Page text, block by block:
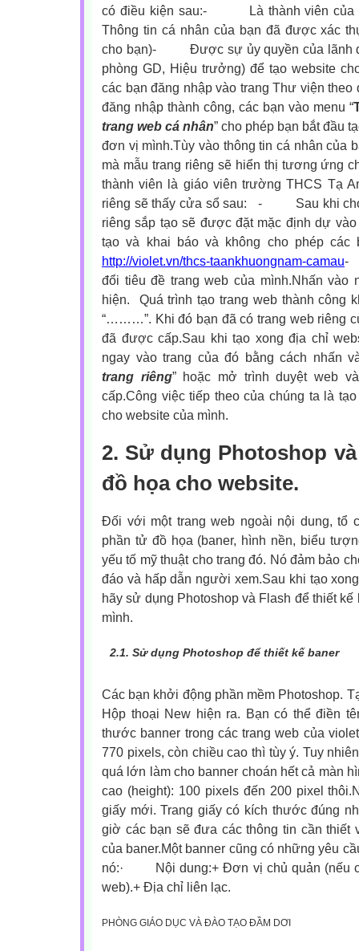
có điều kiện sau:-
Là thành viên
Thông tin cá nhân của bạn đã được xác
cho bạn)-
Được sự ủy quyền của lãnh
phòng GD, Hiệu trưởng) để tạo website
các bạn đăng nhập vào trang Thư viện theo
đăng nhập thành công, các bạn vào menu “
trang web cá nhân” cho phép bạn bắt đầu
đơn vị mình.Tùy vào thông tin cá nhân của
mà mẫu trang riêng sẽ hiển thị tương ứng
thành viên là giáo viên trường THCS Tạ
riêng sẽ thấy cửa sổ sau:
-
Sau khi
riêng sắp tạo sẽ được đặt mặc định dự
tạo và khai báo và không cho phép các
http://violet.vn/thcs-taankhuongnam-camau-
đổi tiêu đề trang web của mình.Nhấn vào
hiện. Quá trình tạo trang web thành công
“………”. Khi đó bạn đã có trang web riêng
đã được cấp.Sau khi tạo xong địa chỉ
ngay vào trang của đó bằng cách nhấn
trang riêng” hoặc mở trình duyệt web
cấp.Công việc tiếp theo của chúng ta là
cho website của mình.
2. Sử dụng Photoshop
đồ họa cho website.
Đối với một trang web ngoài nội dung, tổ
phần tử đồ họa (baner, hình nền, biểu
yếu tố mỹ thuật cho trang đó. Nó đảm bảo
đáo và hấp dẫn người xem.Sau khi tạo
hãy sử dụng Photoshop và Flash để thiết
mình.
2.1. Sử dụng Photoshop để thiết kế baner
Các bạn khởi động phần mềm Photoshop.
Hộp thoại New hiện ra. Bạn có thể điền
thước banner trong các trang web của
770 pixels, còn chiều cao thì tùy ý. Tuy
quá lớn làm cho banner choán hết cả màn
cao (height): 100 pixels đến 200 pixel
giấy mới. Trang giấy có kích thước đúng
giờ các bạn sẽ đưa các thông tin cần thiết
của baner.Một banner cũng có những yêu
nó:·
Nội dung:+ Đơn vị chủ quản (nếu
web).+ Địa chỉ liên lạc.
PHÒNG GIÁO DỤC VÀ ĐÀO TẠO ĐẦM DƠI